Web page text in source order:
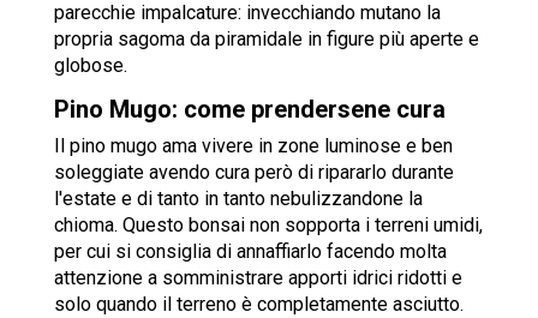
parecchie impalcature: invecchiando mutano la
propria sagoma da piramidale in figure più aperte e
globose.
Pino Mugo: come prendersene cura
Il pino mugo ama vivere in zone luminose e ben
soleggiate avendo cura però di ripararlo durante
l'estate e di tanto in tanto nebulizzandone la
chioma. Questo bonsai non sopporta i terreni umidi,
per cui si consiglia di annaffiarlo facendo molta
attenzione a somministrare apporti idrici ridotti e
solo quando il terreno è completamente asciutto.